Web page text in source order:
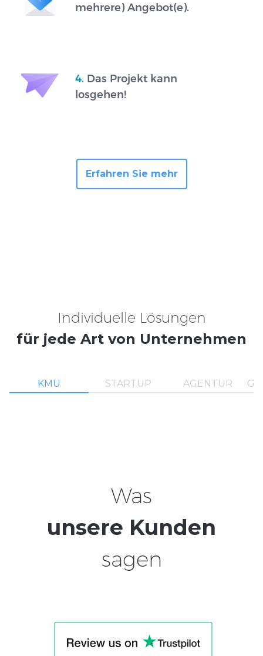
mehrere) Angebot(e).
4. Das Projekt kann
losgehen!
Erfahren Sie mehr
Individuelle Lösungen
für jede Art von Unternehmen
KMU STARTUP AGENTUR
Was
unsere Kunden
sagen